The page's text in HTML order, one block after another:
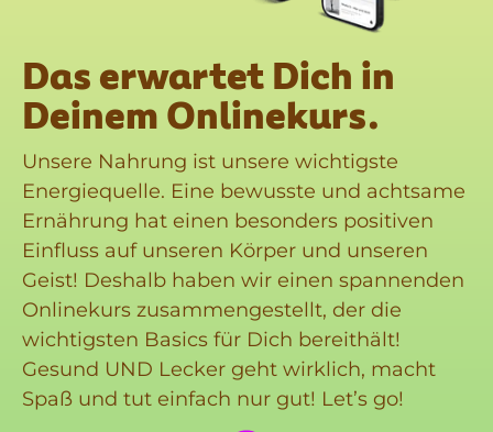
Das erwartet Dich in
Deinem Onlinekurs.
Unsere Nahrung ist unsere wichtigste
Energiequelle. Eine bewusste und achtsame
Ernährung hat einen besonders positiven
Einfluss auf unseren Körper und unseren
Geist! Deshalb haben wir einen spannenden
Onlinekurs zusammengestellt, der die
wichtigsten Basics für Dich bereithält!
Gesund UND Lecker geht wirklich, macht
Spaß und tut einfach nur gut! Let’s go!